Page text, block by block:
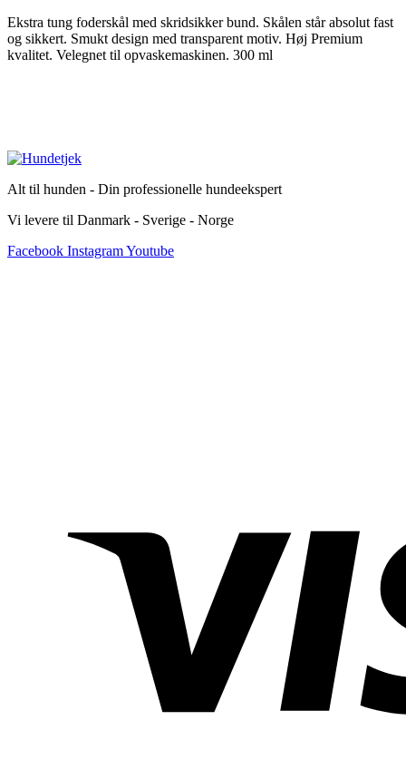
Ekstra tung foderskål med skridsikker bund. Skålen står absolut fast
og sikkert. Smukt design med transparent motiv. Høj Premium
kvalitet. Velegnet til opvaskemaskinen. 300 ml
Alt til hunden - Din professionelle hundeekspert
Vi levere til Danmark - Sverige - Norge
Facebook InstagramYoutube